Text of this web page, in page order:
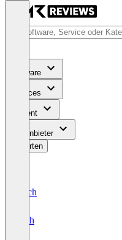
Software
Services
Content
Für Anbieter
Bewerten
Deutsch
English